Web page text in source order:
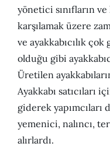
yönetici sınıfların
karşılamak üzere
ve ayakkabıcılık
olduğu gibi
Üretilen
Ayakkabı satıcıları
giderek yapımcıları
yemenici, nalıncı,
alırlardı.